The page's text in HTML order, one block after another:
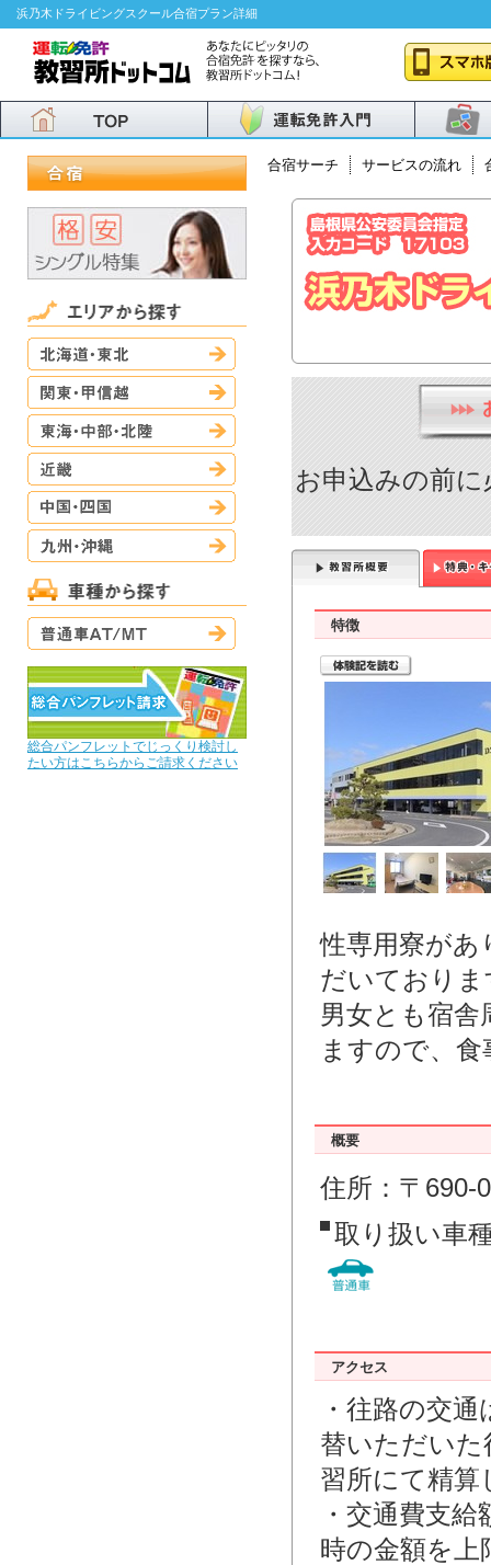
浜乃木ドライビングスクール合宿プラン詳細
九州・沖縄
総合パンフレットでじっくり検討し
たい方はこちらからご請求ください
合宿サーチ サービスの流れ
お申込みの前
特徴
性専用寮があ
だいておりま
男女とも宿
ますので、
概要
住所：〒690-
取り扱い車
アクセス
・往路の交
替いただいた
習所にて精算
・交通費支
時の金額を上